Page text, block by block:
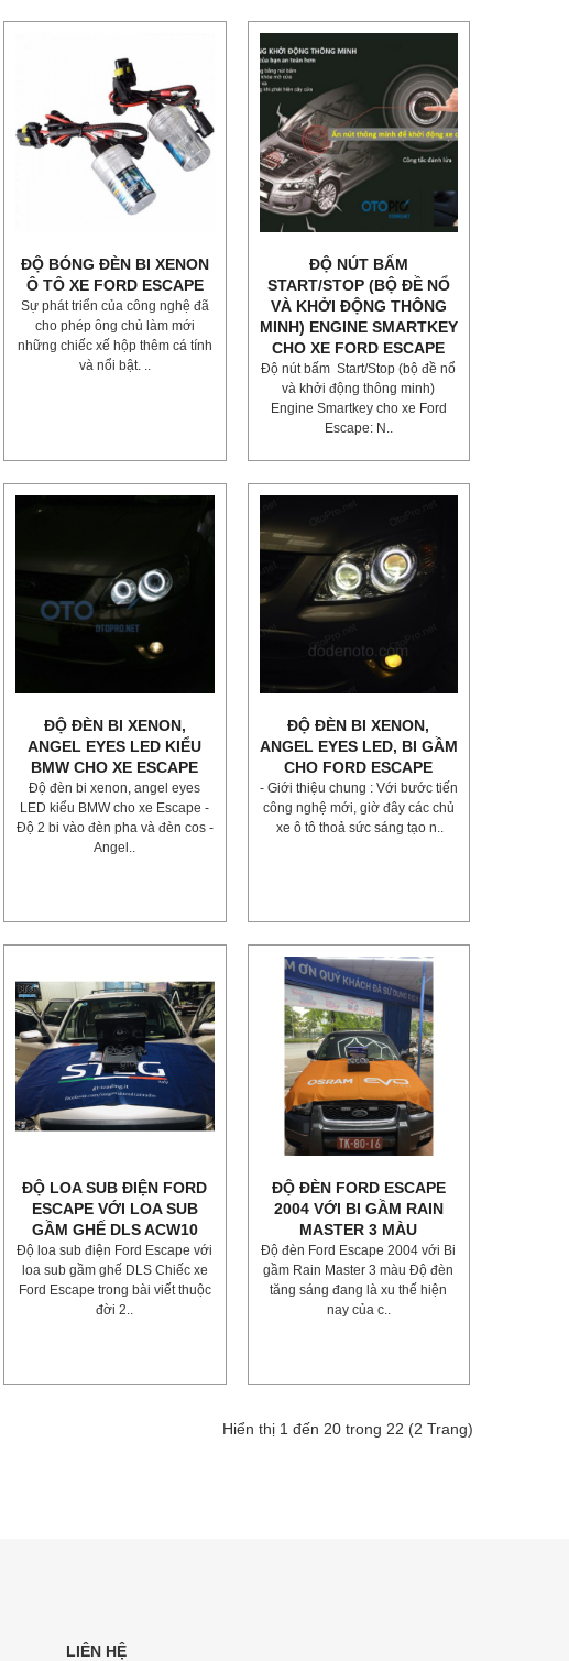
ĐỘ BÓNG ĐÈN BI XENON
Ô TÔ XE FORD ESCAPE
Sự phát triển của công nghệ đã
cho phép ông chủ làm mới
những chiếc xế hộp thêm cá tính
và nổi bật. ..
ĐỘ NÚT BẤM
START/STOP (BỘ ĐỀ NỔ
VÀ KHỞI ĐỘNG THÔNG
MINH) ENGINE SMARTKEY
CHO XE FORD ESCAPE
Độ nút bấm Start/Stop (bộ đề nổ
và khởi động thông minh)
Engine Smartkey cho xe Ford
Escape: N..
ĐỘ ĐÈN BI XENON,
ANGEL EYES LED KIỂU
BMW CHO XE ESCAPE
Độ đèn bi xenon, angel eyes
LED kiểu BMW cho xe Escape -
Độ 2 bi vào đèn pha và đèn cos -
Angel..
ĐỘ ĐÈN BI XENON,
ANGEL EYES LED, BI GẦM
CHO FORD ESCAPE
- Giới thiệu chung : Với bước tiến
công nghệ mới, giờ đây các chủ
xe ô tô thoả sức sáng tạo n..
ĐỘ LOA SUB ĐIỆN FORD
ESCAPE VỚI LOA SUB
GẦM GHẾ DLS ACW10
Độ loa sub điện Ford Escape với
loa sub gầm ghế DLS Chiếc xe
Ford Escape trong bài viết thuộc
đời 2..
ĐỘ ĐÈN FORD ESCAPE
2004 VỚI BI GẦM RAIN
MASTER 3 MÀU
Độ đèn Ford Escape 2004 với Bi
gầm Rain Master 3 màu Độ đèn
tăng sáng đang là xu thế hiện
nay của c..
Hiển thị 1 đến 20 trong 22 (2 Trang)
LIÊN HỆ